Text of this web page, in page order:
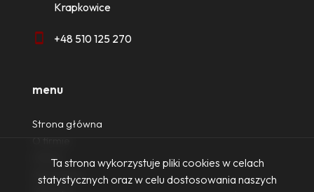
Krapkowice
+48 510 125 270
menu
Strona główna
Oferty
Zgłoszenia
Ta strona wykorzystuje pliki cookies w celach
statystycznych oraz w celu dostosowania naszych